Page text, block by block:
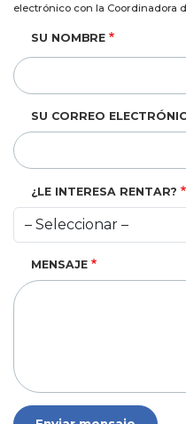
electrónico con la Coordinadora
SU NOMBRE
SU CORREO
¿LE INTERESA RENTAR?
MENSAJE